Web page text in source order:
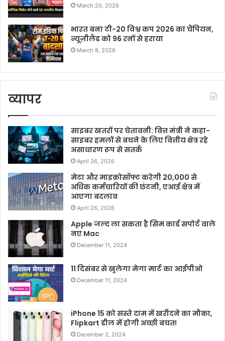
March 20, 2026
भारत बना टी-20 विश्व कप 2026 का चैंपियन,
न्यूज़ीलैंड को 96 रनों से हराया
March 8, 2026
व्यापर
साइबर खतरों पर चेतावनी: वित्त मंत्री ने कहा-
साइबर हमलों से बचने के लिए वित्तीय क्षेत्र रहे
असाधारण रूप से सतर्क
April 26, 2026
मेटा और माइक्रोसॉफ्ट करेगी 20,000 से
अधिक कर्मचारियों की छंटनी, एआई क्षेत्र में
आएगा बदलाव
April 26, 2026
Apple जल्द ला सकता है सिम कार्ड सपोर्ट वाले
नए Mac
December 11, 2024
11 दिसंबर से खुलेगा मेगा मार्ट का आईपीओ
December 11, 2024
iPhone 15 को सस्ते दाम में खरीदने का मौका,
Flipkart डील में होगी अच्छी बचत!
December 2, 2024